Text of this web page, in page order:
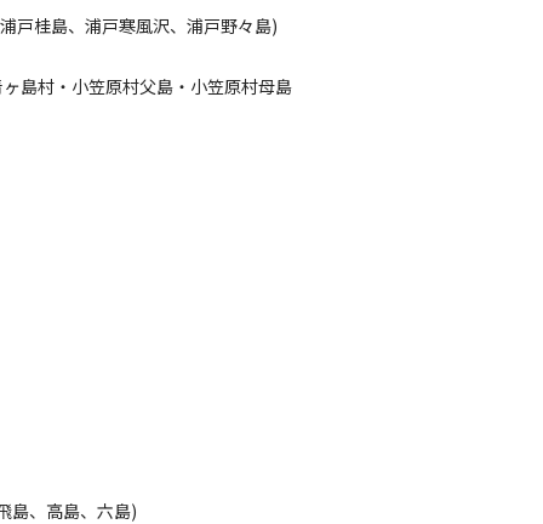
戸桂島、浦戸寒風沢、浦戸野々島)
島村・小笠原村父島・小笠原村母島
島、高島、六島)